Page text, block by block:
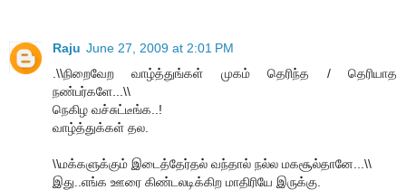
Raju June 27, 2009 at 2:01 PM
.\\நிறைவேற வாழ்த்துங்கள் முகம் தெரிந்த / தெரியாத
நண்பர்களே...\\
நெகிழ வச்சுட்டீங்க..!
வாழ்த்துக்கள் தல.
\\மக்களுக்கும் இடைத்தேர்தல் வந்தால் நல்ல மகசூல்தானே...\\
இது..எங்க ஊரை கிண்டலடிக்கிற மாதிரியே இருக்கு.